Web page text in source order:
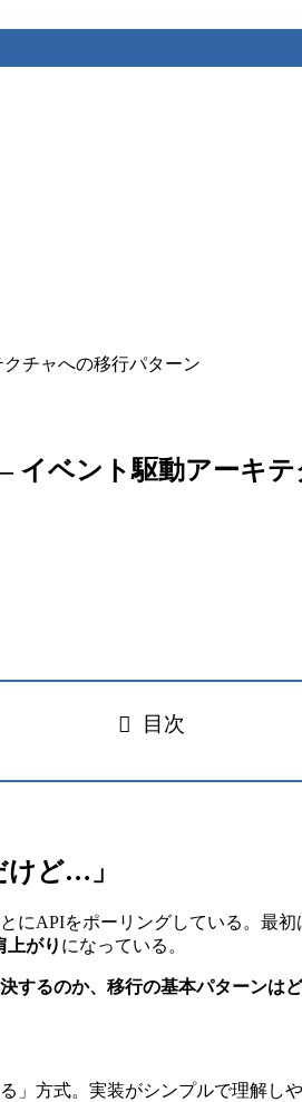
チャへの移行パターン
ベント駆動アーキ
目次
けど…」
にAPIをポーリングしている。最
上がり になっている。
するのか、移行の基本パターンは
方式。実装がシンプルで理解し